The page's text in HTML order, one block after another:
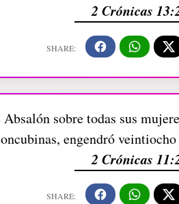
2 Crónicas
sobre todas sus
engendró
2 Crónicas